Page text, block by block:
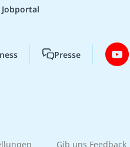
Presse
Gib uns Feedback